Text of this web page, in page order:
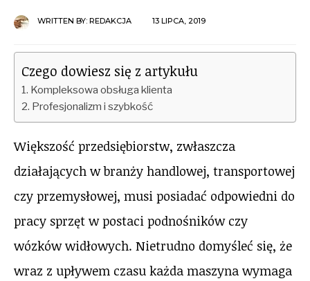
WRITTEN BY: REDAKCJA 13 LIPCA, 2019
Czego dowiesz się z artykułu
Kompleksowa obsługa klienta
Profesjonalizm i szybkość
Większość przedsiębiorstw, zwłaszcza
działających w branży handlowej, transportowej
czy przemysłowej, musi posiadać odpowiedni do
pracy sprzęt w postaci podnośników czy
wózków widłowych. Nietrudno domyśleć się, że
wraz z upływem czasu każda maszyna wymaga